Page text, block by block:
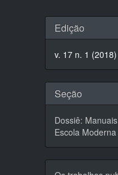
Detalhes
do
artigo
Edição
v. 17 n. 1 (2018)
Seção
Dossiê:
Escola Moderna